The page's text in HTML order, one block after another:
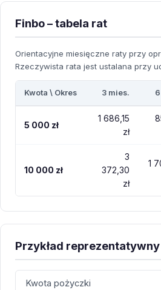
Finbo – tabela rat
Orientacyjne miesięczne raty przy
Rzeczywista rata jest ustalana przy
Kwota \ Okres 3 mies.
5 000 zł
1 686,15
zł
10 000 zł
3
372,30
zł
1
Przykład reprezentatywny
Kwota pożyczki